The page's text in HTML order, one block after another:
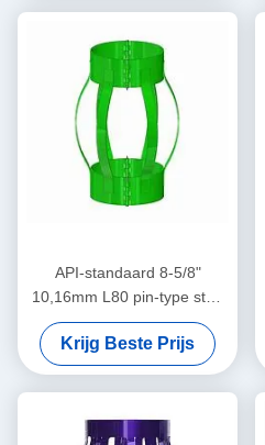
olie & gas operaties
API-standaard 8-5/8"
10,16mm L80 pin-type stop
kraag ontworpen voor het
beperken van de behuizing
centralizator verplaatsing in
olie & gas operaties
Krijg Beste Prijs